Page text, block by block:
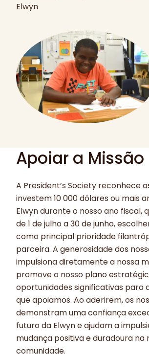
Elwyn
Apoiar a Missão
A President’s Society reconhece
investem 10 000 dólares ou mais
Elwyn durante o nosso ano fiscal,
de 1 de julho a 30 de junho,
como principal prioridade
parceira. A generosidade dos
impulsiona diretamente a nossa
promove o nosso plano
oportunidades significativas para
que apoiamos. Ao aderirem, os
demonstram uma confiança
futuro da Elwyn e ajudam a
mudança positiva e duradoura na
comunidade.